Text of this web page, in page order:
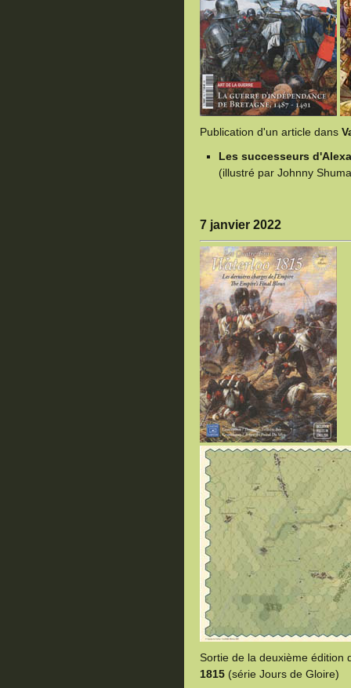
Publication d'un article dans
Les successeurs
(illustré par Johnny
7 janvier 2022
Sortie de la deuxième édition
1815 (série Jours de Gloire)